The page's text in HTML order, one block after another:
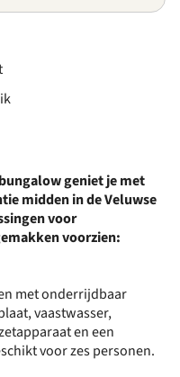
geniet je met
midden in de Veluwse
voor
voorzien:
met onderrijdbaar
vaastwasser,
en een
voor zes personen.